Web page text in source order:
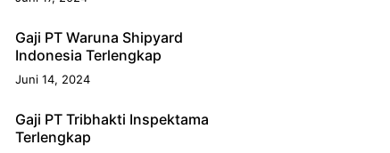
Gaji PT Waruna Shipyard
Indonesia Terlengkap
Juni 14, 2024
Gaji PT Tribhakti Inspektama
Terlengkap